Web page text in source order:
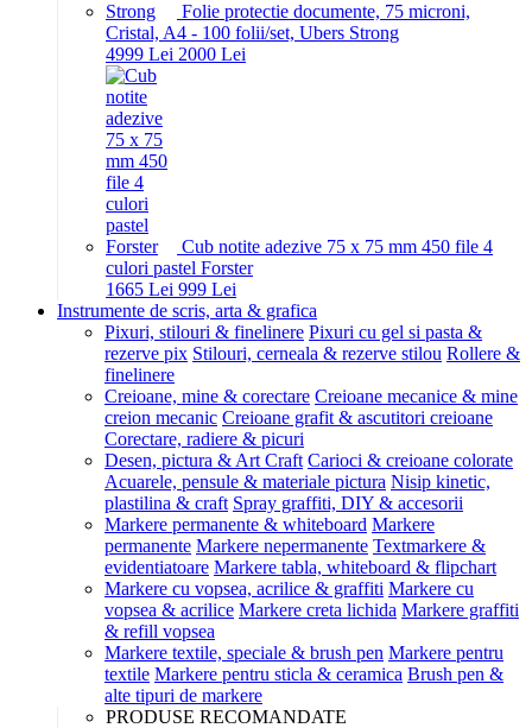
Folie protectie documente, 75 microni,
Cristal, A4 - 100 folii/set, Ubers Strong
4999 Lei 2000 Lei
Cub notite adezive 75 x 75 mm 450 file 4
culori pastel Forster
1665 Lei 999 Lei
Instrumente de scris, arta & grafica
Pixuri, stilouri & finelinere Pixuri cu gel si pasta &
rezerve pix Stilouri, cerneala & rezerve stilou Rollere &
finelinere
Creioane, mine & corectare Creioane mecanice & mine
creion mecanic Creioane grafit & ascutitori creioane
Corectare, radiere & picuri
Desen, pictura & Art Craft Carioci & creioane colorate
Acuarele, pensule & materiale pictura Nisip kinetic,
plastilina & craft Spray graffiti, DIY & accesorii
Markere permanente & whiteboard Markere
permanente Markere nepermanente Textmarkere &
evidentiatoare Markere tabla, whiteboard & flipchart
Markere cu vopsea, acrilice & graffiti Markere cu
vopsea & acrilice Markere creta lichida Markere graffiti
& refill vopsea
Markere textile, speciale & brush pen Markere pentru
textile Markere pentru sticla & ceramica Brush pen &
alte tipuri de markere
PRODUSE RECOMANDATE